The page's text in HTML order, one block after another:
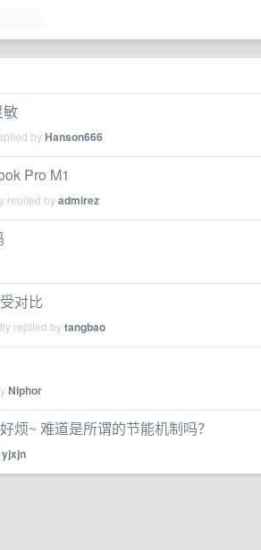
敏
byHanson666
Pro M1
replied byadmirez
对比
replied bytangbao
Niphor
烦~ 难道是所谓的节能机制吗？
yjxjn